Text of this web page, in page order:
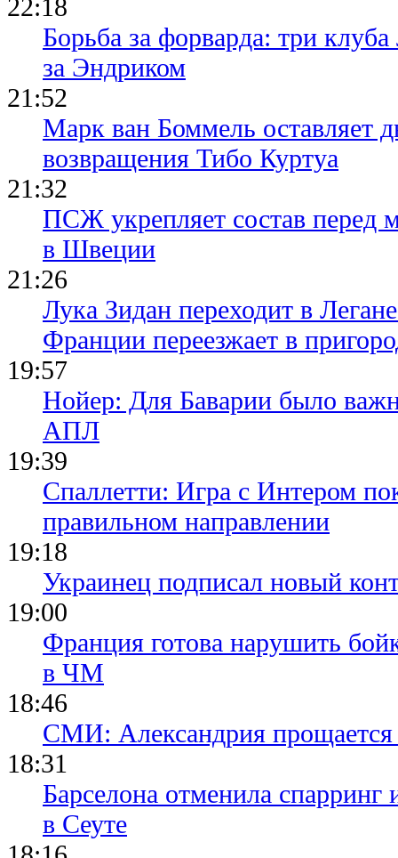
22:18
Борьба за форварда: три
за Эндриком
21:52
Марк ван Боммель оставляет
возвращения Тибо Куртуа
21:32
ПСЖ укрепляет состав перед
в Швеции
21:26
Лука Зидан переходит в
Франции переезжает в
19:57
Нойер: Для Баварии было
АПЛ
19:39
Спаллетти: Игра с Интером
правильном направлении
19:18
Украинец подписал новый
19:00
Франция готова нарушить
в ЧМ
18:46
СМИ: Александрия
18:31
Барселона отменила спарринг
в Сеуте